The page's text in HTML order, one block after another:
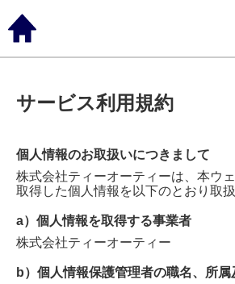
サービス利用規約
個人情報のお取扱いにつきまして
株式会社ティーオーティーは、本ウ
取得した個人情報を以下のとおり取扱
a）個人情報を取得する事業者
株式会社ティーオーティー
b）個人情報保護管理者の職名、所属